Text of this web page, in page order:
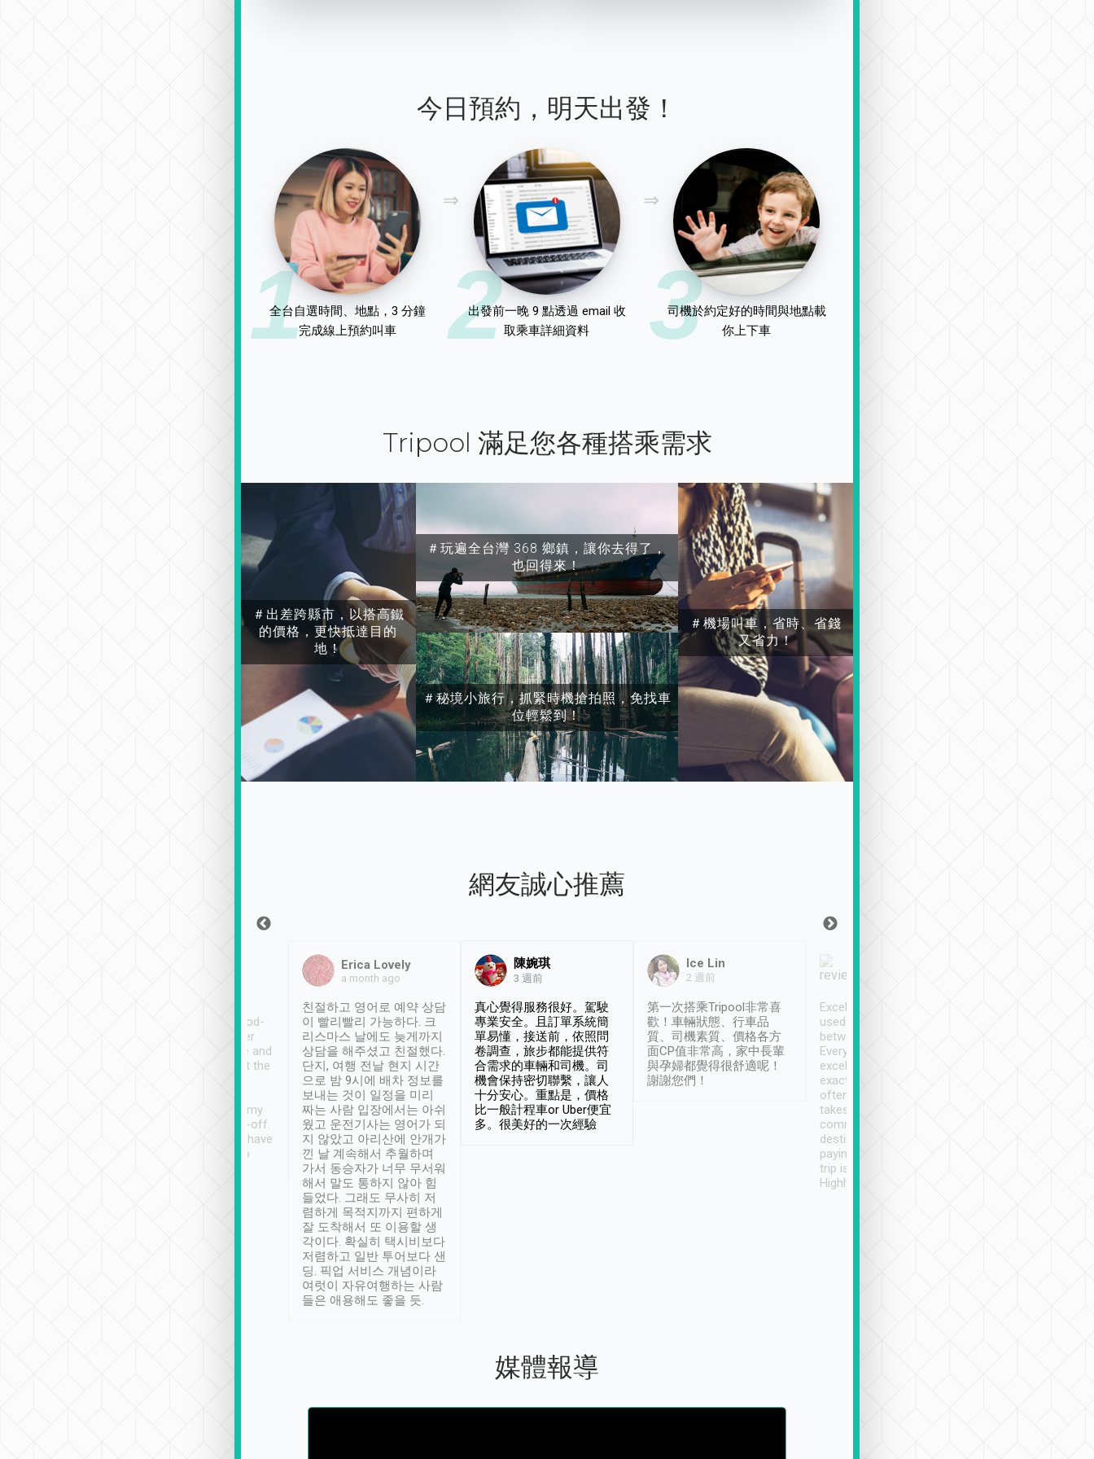
今日預約，明天出發！
1
全台自選時間、地點，3 分鐘
完成線上預約叫車
2
出發前一晚 9 點透過 email 收
取乘車詳細資料
3
司機於約定好的時間與地點載
你上下車
Tripool 滿足您各種搭乘需求
＃出差跨縣市，以搭高鐵
的價格，更快抵達目的
地！
＃玩遍全台灣 368 鄉鎮，讓你去得了，
也回得來！
＃秘境小旅行，抓緊時機搶拍照，免找車
位輕鬆到！
＃機場叫車，省時、省錢
又省力！
網友誠心推薦
service, vehicles in good-
condition and the driver
service was awesome and
thoughtful. Driver went the
have safely arrived at my
destination after drop-off.
Definitely something I have
not seen elsewhere 👍
Erica Lovely
a month ago
친절하고 영어로 예약 상담
이 빨리빨리 가능하다. 크
리스마스 날에도 늦게까지
상담을 해주셨고 친절했다.
단지, 여행 전날 현지 시간
으로 밤 9시에 배차 정보를
보내는 것이 일정을 미리
짜는 사람 입장에서는 아쉬
웠고 운전기사는 영어가 되
지 않았고 아리산에 안개가
낀 날 계속해서 추월하며
가서 동승자가 너무 무서워
해서 말도 통하지 않아 힘
들었다. 그래도 무사히 저
렴하게 목적지까지 편하게
잘 도착해서 또 이용할 생
각이다. 확실히 택시비보다
저렴하고 일반 투어보다 샌
딩. 픽업 서비스 개념이라
여럿이 자유여행하는 사람
들은 애용해도 좋을 듯.
陳婉琪
3 週前
真心覺得服務很好。駕駛
專業安全。且訂單系統簡
單易懂，接送前，依照問
卷調查，旅步都能提供符
合需求的車輛和司機。司
機會保持密切聯繫，讓人
十分安心。重點是，價格
比一般計程車or Uber便宜
多。很美好的一次經驗
Ice Lin
2 週前
第一次搭乘Tripool非常喜
歡！車輛狀態、行車品
質、司機素質、價格各方
面CP值非常高，家中長輩
與孕婦都覺得很舒適呢！
謝謝您們！
Excellent service. We have
used Tripool to travel
between cities in Taiwan.
Every driver has been
excellent and arrives
exactly on time. As there is
often limited English it
takes the difficulty out of
communicating the
destination details and
paying online prior to the
trip is very convenient.
Highly recommended
媒體報導